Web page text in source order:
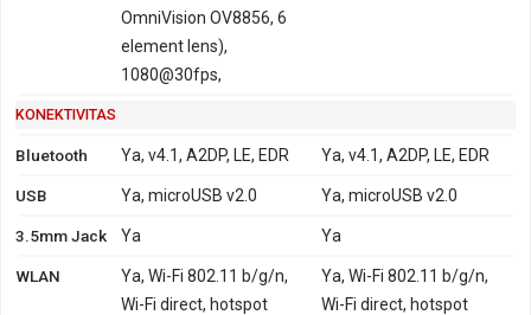
OmniVision OV8856, 6
element lens),
1080@30fps,
KONEKTIVITAS
Bluetooth Ya, v4.1, A2DP, LE, EDR Ya, v4.1, A2DP, LE, EDR
USB Ya, microUSB v2.0 Ya, microUSB v2.0
3.5mm Jack Ya Ya
WLAN
Ya, Wi-Fi 802.11 b/g/n,
Wi-Fi direct, hotspot
Ya, Wi-Fi 802.11 b/g/n,
Wi-Fi direct, hotspot